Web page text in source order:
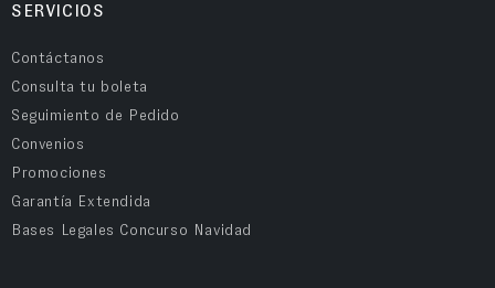
SERVICIOS
Contáctanos
Consulta tu boleta
Seguimiento de Pedido
Convenios
Promociones
Garantía Extendida
Bases Legales Concurso Navidad